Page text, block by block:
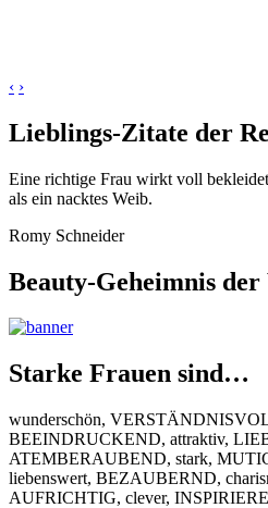
‹ ›
Lieblings-Zitate der
Eine richtige Frau wirkt voll
als ein nacktes Weib.
Romy Schneider
Beauty-Geheimnis der
Starke Frauen sind…
wunderschön,
BEEINDRUCKEND, attraktiv,
ATEMBERAUBEND, stark,
liebenswert, BEZAUBERND,
AUFRICHTIG, clever,